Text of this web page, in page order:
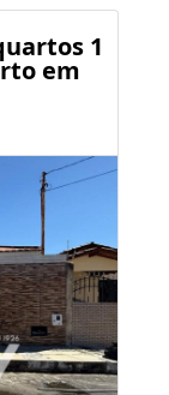
1
em